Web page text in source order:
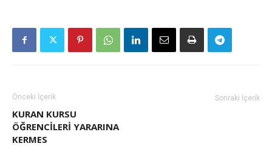
Önceki İçerik
KURAN KURSU
ÖĞRENCILERI YARARINA
KERMES
Sonraki İçerik